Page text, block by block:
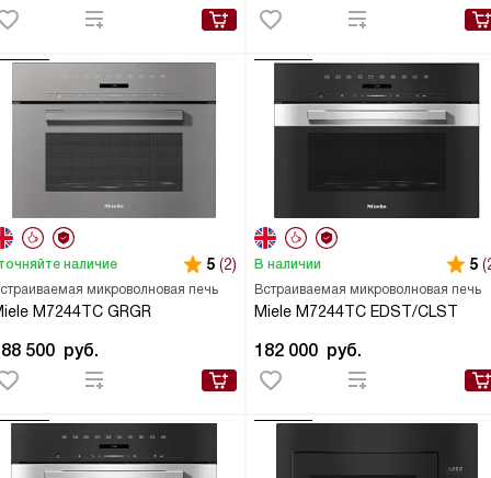
микроволновая печь
M7244TC GRGR
наличие 5 (2)
500 руб.
Встраиваемая микроволновая печь
Miele M7244TC EDST/CLST
В наличии 5
182 000 руб.